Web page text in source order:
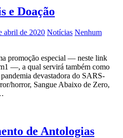
e Doação
abril de 2020 Notícias Nenhum
promoção especial — neste link
—, a qual servirá também como
devastadora do SARS-
horror, Sangue Abaixo de Zero,
de Antologias